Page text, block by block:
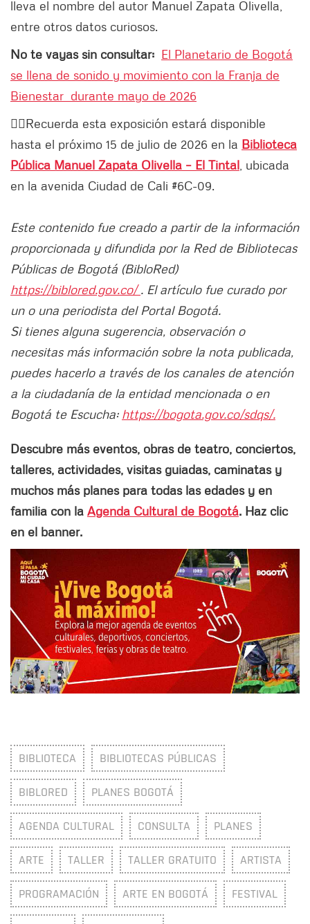
lleva el nombre del autor Manuel Zapata Olivella,
entre otros datos curiosos.
No te vayas sin consultar: El Planetario de Bogotá
se llena de sonido y movimiento con la Franja de
Bienestar durante mayo de 2026
👉🏻Recuerda esta exposición estará disponible
hasta el próximo 15 de julio de 2026 en la Biblioteca
Pública Manuel Zapata Olivella – El Tintal , ubicada
en la avenida Ciudad de Cali #6C-09.
Este contenido fue creado a partir de la información
proporcionada y difundida por la Red de Bibliotecas
Públicas de Bogotá (BibloRed)
https://biblored.gov.co/. El artículo fue curado por
un o una periodista del Portal Bogotá.
Si tienes alguna sugerencia, observación o
necesitas más información sobre la nota publicada,
puedes hacerlo a través de los canales de atención
a la ciudadanía de la entidad mencionada o en
Bogotá te Escucha: https://bogota.gov.co/sdqs/.
Descubre más eventos, obras de teatro, conciertos,
talleres, actividades, visitas guiadas, caminatas y
muchos más planes para todas las edades y en
familia con la Agenda Cultural de Bogotá. Haz clic
en el banner.
BIBLIOTECA BIBLIOTECAS PÚBLICAS
BIBLORED PLANES BOGOTÁ
AGENDA CULTURAL CONSULTA PLANES
ARTE TALLER TALLER GRATUITO ARTISTA
PROGRAMACIÓN ARTE EN BOGOTÁ FESTIVAL